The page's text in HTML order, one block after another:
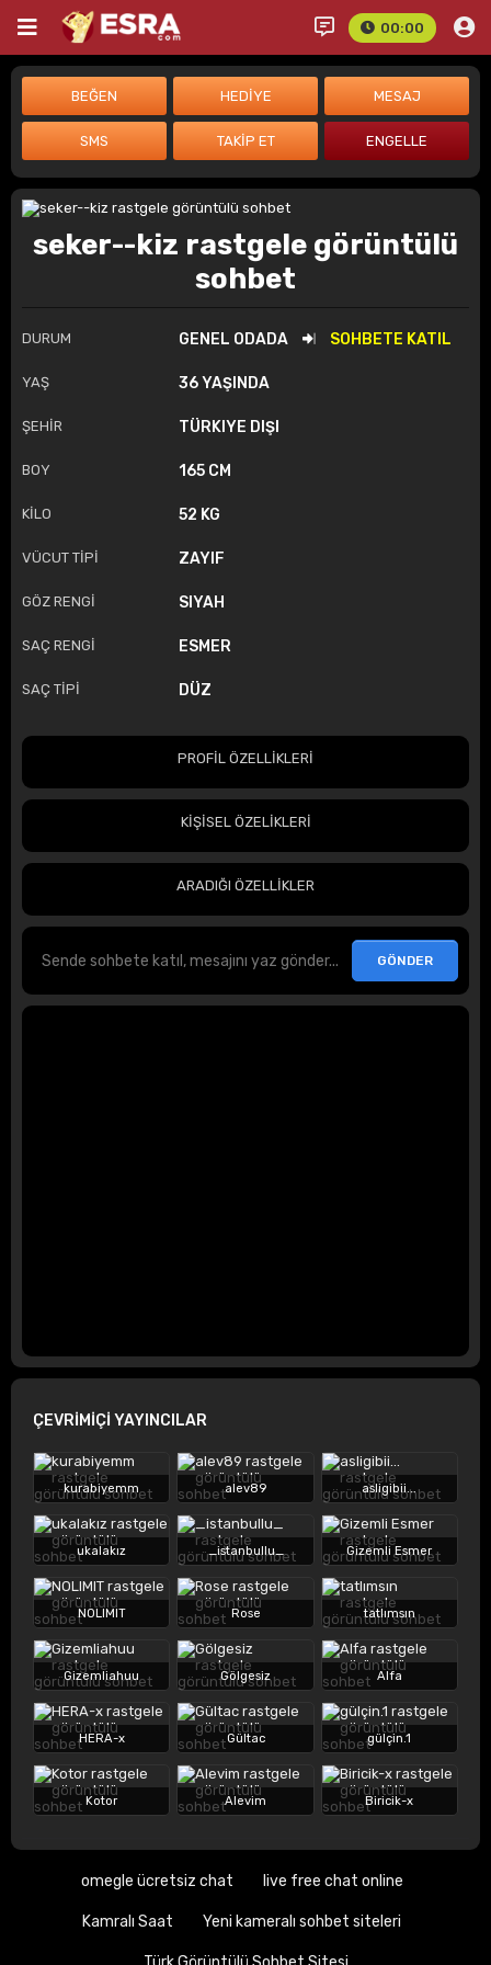
00:00
seker--kiz rastgele görüntülü
sohbet
DURUM GENEL ODADA SOHBETE KATIL
YAŞ 36 YAŞINDA
ŞEHİR TÜRKIYE DIŞI
BOY 165 CM
KİLO 52 KG
VÜCUT TİPİ ZAYIF
GÖZ RENGİ SIYAH
SAÇ RENGİ ESMER
SAÇ TİPİ DÜZ
PROFİL ÖZELLİKLERİ
KİŞİSEL ÖZELİKLERİ
ARADIĞI ÖZELLİKLER
ÇEVRİMİÇİ YAYINCILAR
kurabiyemm alev89 asligibii...
ukalakız _istanbullu_ Gizemli Esmer
NOLIMIT Rose tatlımsın
Gizemliahuu Gölgesiz Alfa
HERA-x Gültac gülçin.1
Kotor Alevim Biricik-x
omegle ücretsiz chat live free chat online
Kamralı Saat Yeni kameralı sohbet siteleri